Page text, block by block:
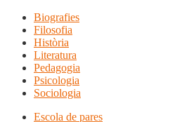
Biografies
Filosofia
Història
Literatura
Pedagogia
Psicologia
Sociologia
Escola de pares